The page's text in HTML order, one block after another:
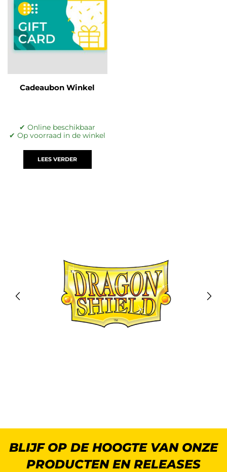
Cadeaubon Winkel
✔ Online beschikbaar
✔ Op voorraad in de winkel
LEES VERDER
BLIJF OP DE HOOGTE VAN ONZE
PRODUCTEN EN RELEASES